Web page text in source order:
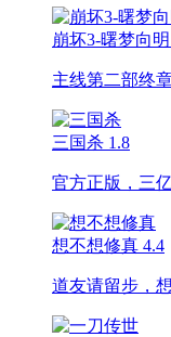
崩坏3-曙梦向明
主线第二部终
三国杀 1.8
官方正版，三
想不想修真 4.4
道友请留步，